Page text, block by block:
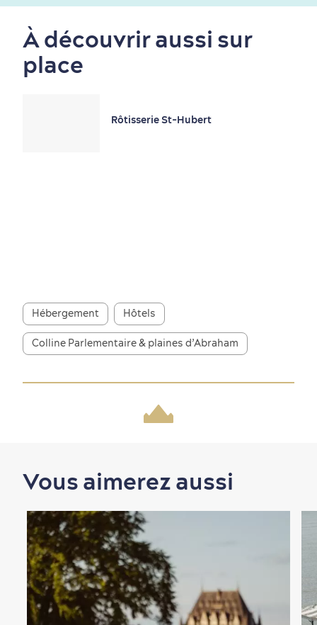
Nature à proximité
En famille
À découvrir aussi sur
place
Rôtisserie St-Hubert
Hébergement Hôtels
Colline Parlementaire & plaines d’Abraham
Vous aimerez aussi